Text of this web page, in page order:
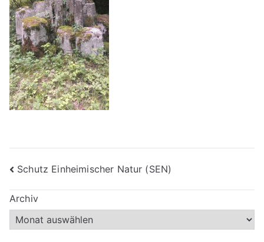
Beitragsnavigation
Schutz Einheimischer Natur (SEN)
Archiv